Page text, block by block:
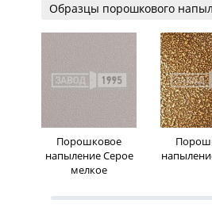
Образцы порошкового
Порошковое
напыление Серое
мелкое